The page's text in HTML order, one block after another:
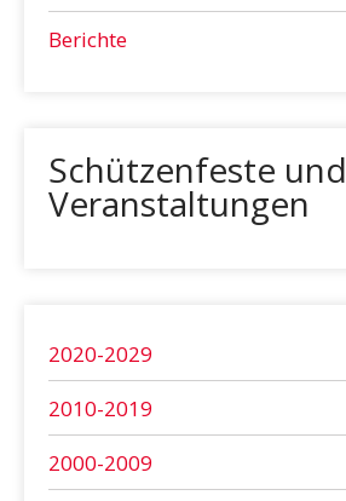
Berichte
Schützenfeste und
Veranstaltungen
2020-2029
2010-2019
2000-2009